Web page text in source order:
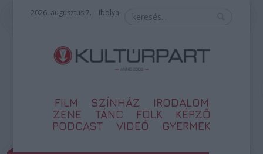
2026. augusztus 7. – Ibolya
FILM SZÍNHÁZ
IRODALOM
ZENE
TÁNC FOLK
KÉPZŐ
PODCAST
VIDEÓ GYERMEK